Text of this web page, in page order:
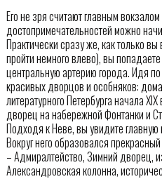
Его не зря считают главным
достопримечательностей можно
Практически сразу же, как только
пройти немного влево), вы
центральную артерию города. Идя
красивых дворцов и особняков:
литературного Петербурга начала
дворец на набережной Фонтанки и
Подходя к Неве, вы увидите
Вокруг него образовался
– Адмиралтейство, Зимний дворец,
Александровская колонна,